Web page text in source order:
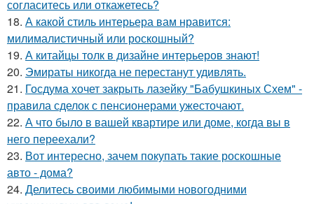
согласитесь или откажетесь?
18. А какой стиль интерьера вам нравится:
милималистичный или роскошный?
19. А китайцы толк в дизайне интерьеров знают!
20. Эмираты никогда не перестанут удивлять.
21. Госдума хочет закрыть лазейку "Бабушкиных Схем" -
правила сделок с пенсионерами ужесточают.
22. А что было в вашей квартире или доме, когда вы в
него переехали?
23. Вот интересно, зачем покупать такие роскошные
авто - дома?
24. Делитесь своими любимыми новогодними